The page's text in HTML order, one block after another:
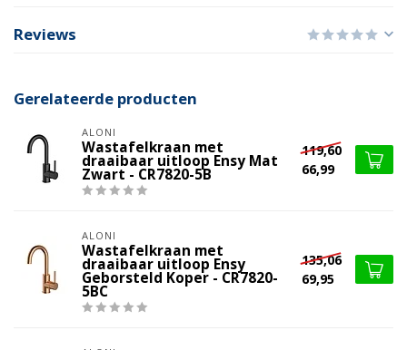
Reviews
Gerelateerde producten
ALONI
Wastafelkraan met
draaibaar uitloop Ensy Mat
Zwart - CR7820-5B
119,60
66,99
ALONI
Wastafelkraan met
draaibaar uitloop Ensy
Geborsteld Koper - CR7820-
5BC
135,06
69,95